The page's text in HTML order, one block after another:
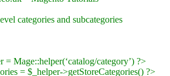
categories and subcategories
= Mage::helper(‘catalog/category’) ?>
= $_helper->getStoreCategories() ?>